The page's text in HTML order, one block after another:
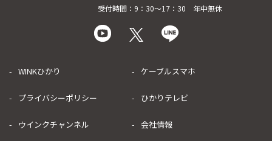
受付時間：9：30～17：30 年中無休
WINKひかり ケーブルスマホ
プライバシーポリシー ひかりテレビ
ウインクチャンネル 会社情報